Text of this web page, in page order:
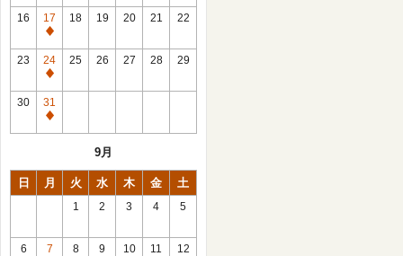
館
日
16
17
休
館
日
18 19 20 21 22
23
24
休
館
日
25 26 27 28 29
30
31
休
9月
日 月 火 水 木 金 土
1 2 3 4 5
6
7
8 9 10 11 12